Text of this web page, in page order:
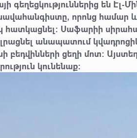
գեղեցկություններից են
որոնց համար
Սաֆարիի
անապատում
բեդվինների ցեղի մոտ։
կունենաք։